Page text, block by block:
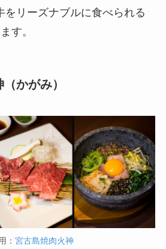
をリーズナブルに食べられる
す。
かがみ）
： 宮古島焼肉火神